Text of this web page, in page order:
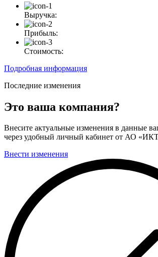
Выручка:
Прибыль:
Стоимость:
Подробная информация
Последние изменения
Это ваша компания?
Внесите актуальные изменения в данные
через удобный личный кабинет от АО
Внести изменения